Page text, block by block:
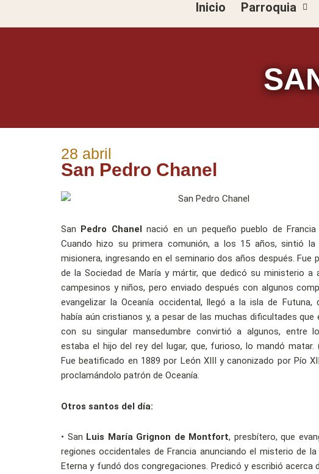
Inicio Parroquia
28 abril
San Pedro Chanel
San Pedro Chanel nació en un pequeño pueblo de Francia
Cuando hizo su primera comunión, a los 15 años, sintió la
misionera, ingresando en el seminario dos años después. Fue
de la Sociedad de María y mártir, que dedicó su ministerio a
campesinos y niños, pero enviado después con algunos
evangelizar la Oceanía occidental, llegó a la isla de Futuna,
había aún cristianos y, a pesar de las muchas dificultades que
con su singular mansedumbre convirtió a algunos, entre
estaba el hijo del rey del lugar, que, furioso, lo mandó matar.
Fue beatificado en 1889 por León XIII y canonizado por Pío
proclamándolo patrón de Oceanía.
Otros santos del día:
• San Luis María Grignon de Montfort, presbítero, que
regiones occidentales de Francia anunciando el misterio de la
Eterna y fundó dos congregaciones. Predicó y escribió acerca